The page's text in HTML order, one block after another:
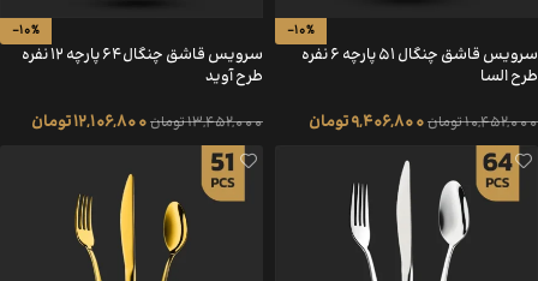
-10%
سرویس قاشق چنگال 51 پارچه 6 نفره
طرح السا
10,452,000تومان9,406,800تومان
-10%
سرویس قاشق چنگال 64 پارچه 12 نفره
طرح آوید
13,452,000تومان12,106,800تومان